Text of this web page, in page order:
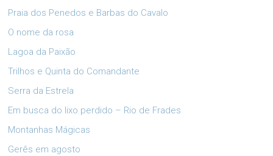
Praia dos Penedos e Barbas do Cavalo
O nome da rosa
Lagoa da Paixão
Trilhos e Quinta do Comandante
Serra da Estrela
Em busca do lixo perdido – Rio de Frades
Montanhas Mágicas
Gerês em agosto